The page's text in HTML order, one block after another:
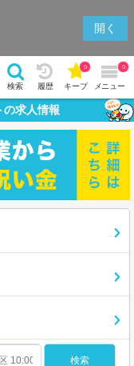
開く
検索 履歴 キープ
0
メニュー
0
の求人情報